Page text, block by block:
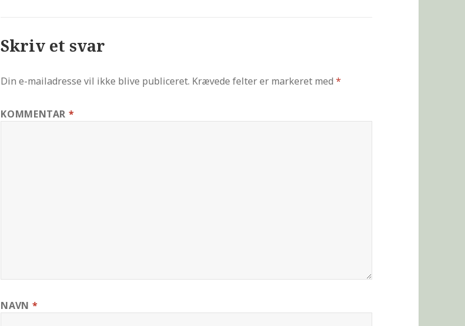
Skriv et svar
Din e-mailadresse vil ikke blive publiceret. Krævede felter er markeret med*
KOMMENTAR *
NAVN *